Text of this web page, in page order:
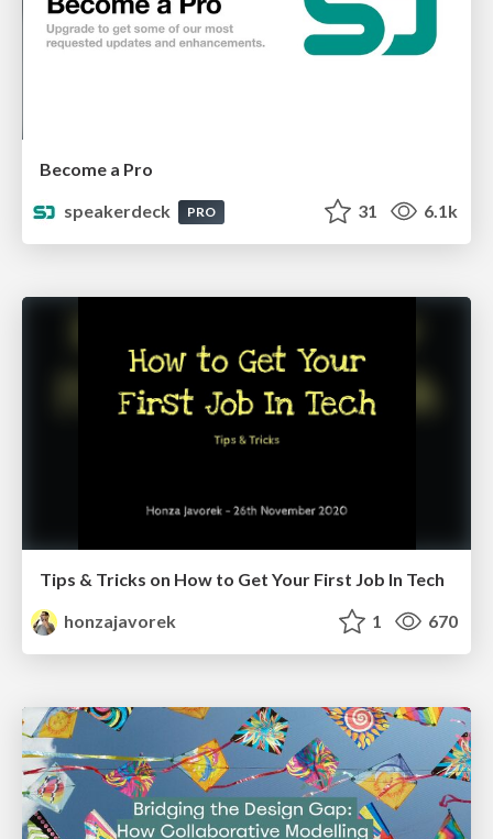
Become a Pro
speakerdeck
PRO 31 6.1k
Tips & Tricks on How to Get Your First Job In Tech
honzajavorek
1 670